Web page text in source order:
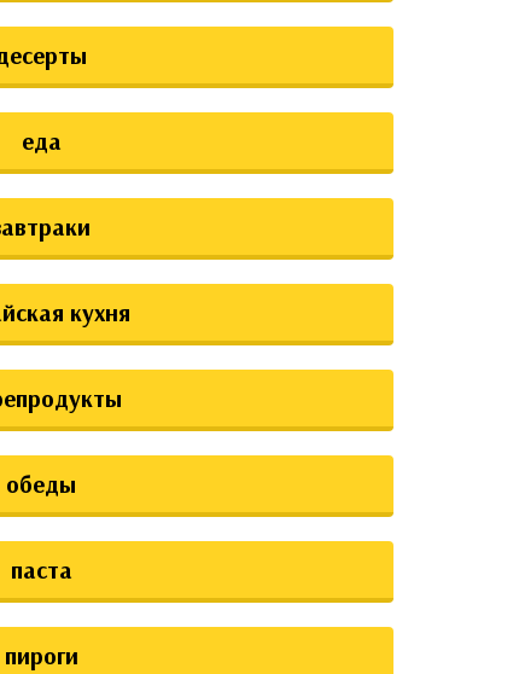
еда
кухня
обеды
паста
пироги